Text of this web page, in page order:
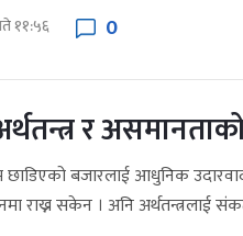
११:५६ 0
र
बजारलाई आधुनिक
राख्न सकेन । अनि अर्थतन्त्रलाई